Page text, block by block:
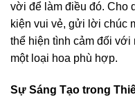
vời để làm điều đó. Cho
kiện vui vẻ, gửi lời chúc
thể hiện tình cảm đối
một loại hoa phù hợp.
Sự Sáng Tạo trong